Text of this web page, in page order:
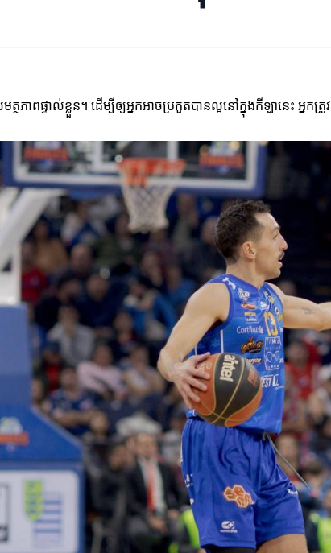
ថភាពផ្ទាល់ខ្លួន។ ដើម្បីឲ្យអ្នកអាចប្រកួតបានល្អនៅក្នុងកីឡានេះ អ្នក